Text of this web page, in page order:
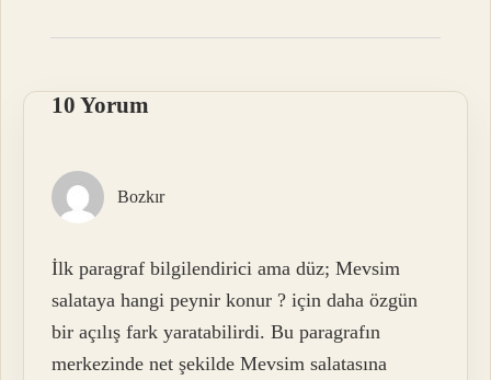
10 Yorum
Bozkır
İlk paragraf bilgilendirici ama düz; Mevsim
salataya hangi peynir konur ? için daha özgün
bir açılış fark yaratabilirdi. Bu paragrafın
merkezinde net şekilde Mevsim salatasına